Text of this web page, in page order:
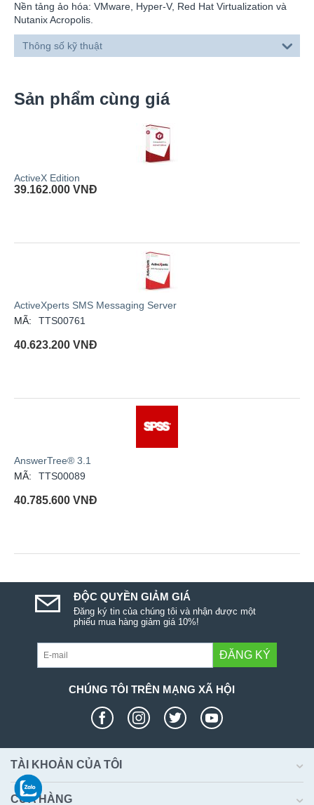
Nền tảng ảo hóa: VMware, Hyper-V, Red Hat Virtualization và
Nutanix Acropolis.
Thông số kỹ thuật
Sản phẩm cùng giá
ActiveX Edition
39.162.000 VNĐ
ActiveXperts SMS Messaging Server
MÃ:
TTS00761
40.623.200 VNĐ
AnswerTree® 3.1
MÃ:
TTS00089
40.785.600 VNĐ
ĐỘC QUYỀN GIẢM GIÁ
Đăng ký tin của chúng tôi và nhận được một
phiếu mua hàng giảm giá 10%!
ĐĂNG KÝ
CHÚNG TÔI TRÊN MẠNG XÃ HỘI
TÀI KHOẢN CỦA TÔI
CỬA HÀNG